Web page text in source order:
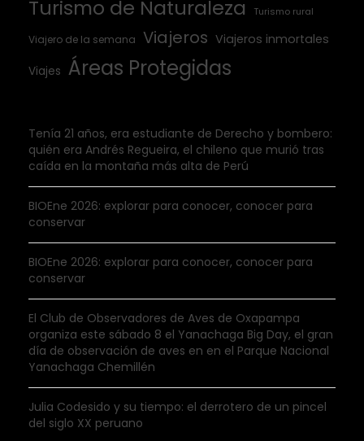
Turismo de Naturaleza Turismo rural
Viajero de la semana Viajeros Viajeros inmortales
Viajes Áreas Protegidas
Tenía 21 años, era estudiante de Derecho y bombero:
quién era Andrés Regueira, el chileno que murió tras
caída en la montaña más alta de Perú
BIOEne 2026: explorar para conocer, conocer para
conservar
BIOEne 2026: explorar para conocer, conocer para
conservar
El Club de Observadores de Aves de Oxapampa
organiza este sábado 8 el Yanachaga Big Day, el gran
día de observación de aves en en el Parque Nacional
Yanachaga Chemillén
Julia Codesido y su tiempo: el derrotero de un pincel
del siglo XX peruano